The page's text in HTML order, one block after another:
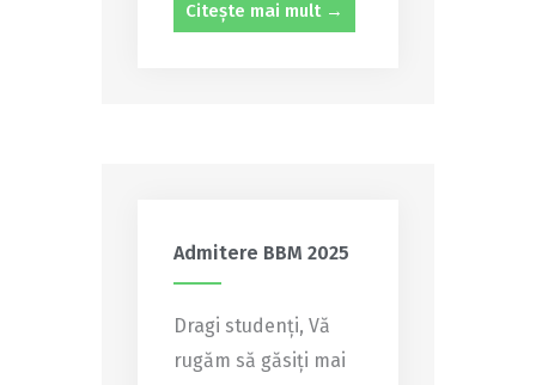
Citește mai mult →
Admitere BBM 2025
Dragi studenți, Vă
rugăm să găsiți mai